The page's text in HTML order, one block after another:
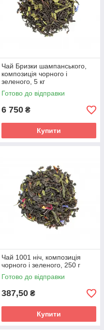
Чай Бризки шампанського,
композиція чорного і
зеленого, 5 кг
Готово до відправки
6 750 ₴
Купити
Чай 1001 ніч, композиція
чорного і зеленого, 250 г
Готово до відправки
387,50 ₴
Купити